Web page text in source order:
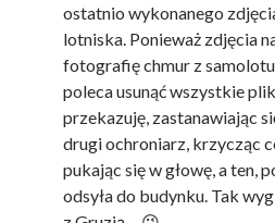
ostatnio wykonanego
lotniska. Ponieważ zdjęcia
fotografię chmur z
poleca usunąć wszystkie
przekazuję, zastanawiając
drugi ochroniarz, krzycząc
pukając się w głowę, a ten,
odsyła do budynku. Tak